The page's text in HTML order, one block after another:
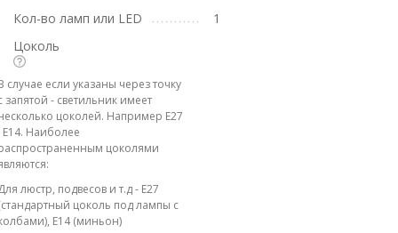
Кол-во ламп или LED
1
Цоколь
случае если указаны через точку
запятой - светильник имеет
цоколей. Например E27
E14. Наиболее
цоколями
люстр, подвесов и т.д - E27
цоколь под лампы с
E14 (миньон)